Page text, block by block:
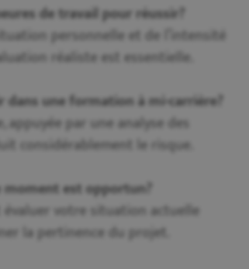
de travail pour réussir?
personnelle et de l’intensité
réaliste est essentielle.
dans une formation à mi-carrière?
appuyée par une analyse des
considérablement le risque.
moment est opportun?
évaluer votre situation actuelle
la pertinence du projet.